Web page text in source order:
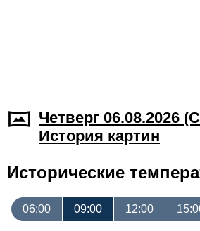
Четверг 06.08.2026
История картин
Исторические
06:00 09:00 12:00